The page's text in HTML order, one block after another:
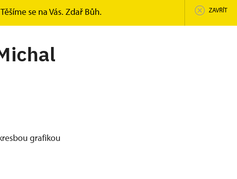
se na Vás. Zdař Bůh. ZAVŘÍT
grafikou